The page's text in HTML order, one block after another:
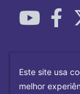
Este site usa
melhor